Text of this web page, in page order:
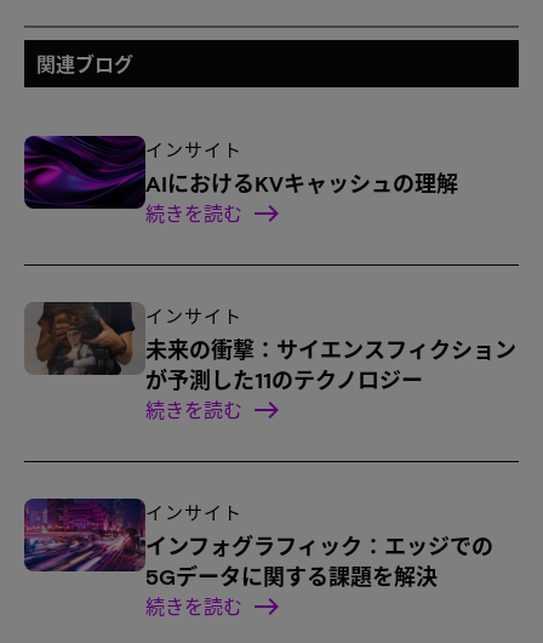
関連ブログ
インサイト
AIにおけるKVキャッシュの理解
続きを読む
インサイト
未来の衝撃：サイエンスフィクション
が予測した11のテクノロジー
続きを読む
インサイト
インフォグラフィック：エッジでの
5Gデータに関する課題を解決
続きを読む